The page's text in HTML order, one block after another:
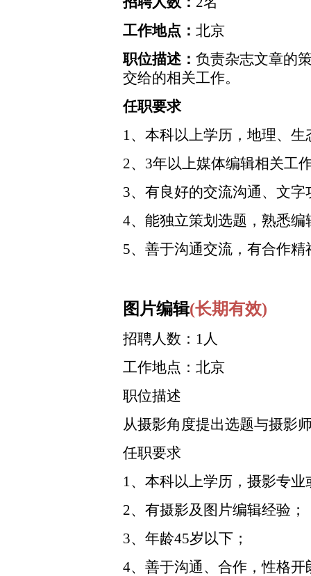
工作地点： 北京
职位描述： 负责杂志文章的
交给的相关工作。
任职要求
1、本科以上学历，地理、
2、3年以上媒体编辑相关工
3、有良好的交流沟通、文
4、能独立策划选题，熟悉
5、善于沟通交流，有合作精
图片编辑(长期有效)
招聘人数：1人
工作地点：北京
职位描述
从摄影角度提出选题与摄影
任职要求
1、本科以上学历，摄影专
2、有摄影及图片编辑经验；
3、年龄45岁以下；
4、善于沟通、合作，性格开